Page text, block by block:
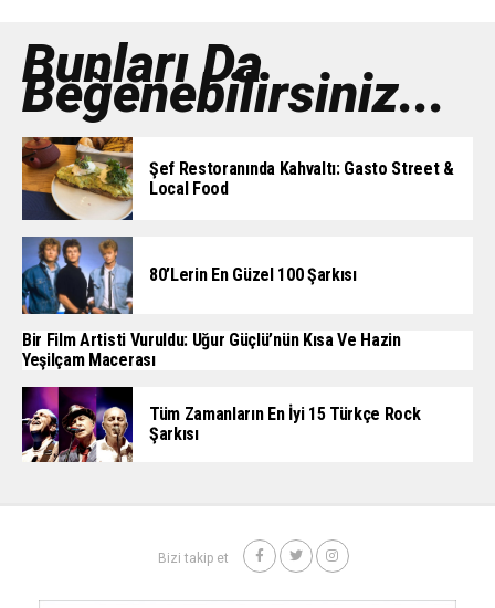
Bunları Da
Beğenebilirsiniz...
Şef Restoranında Kahvaltı: Gasto Street &
Local Food
80’lerin En Güzel 100 Şarkısı
Bir Film Artisti Vuruldu: Uğur Güçlü’nün Kısa Ve Hazin
Yeşilçam Macerası
Tüm Zamanların En İyi 15 Türkçe Rock
Şarkısı
Bizi takip et